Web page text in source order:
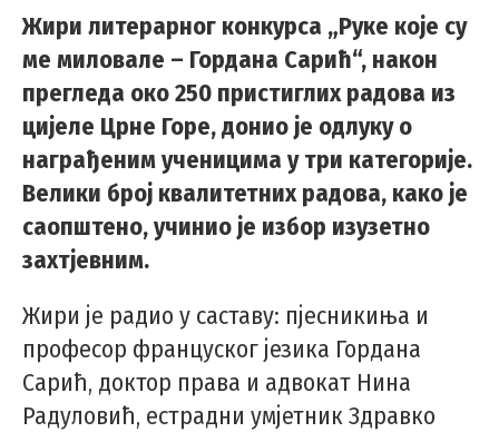
Жири литерарног конкурса „Руке које су
ме миловале – Гордана Сарић“, након
прегледа око 250 пристиглих радова из
цијеле Црне Горе, донио је одлуку о
награђеним ученицима у три категорије.
Велики број квалитетних радова, како је
саопштено, учинио је избор изузетно
захтјевним.
Жири је радио у саставу: пјесникиња и
професор француског језика Гордана
Сарић, доктор права и адвокат Нина
Радуловић, естрадни умјетник Здравко